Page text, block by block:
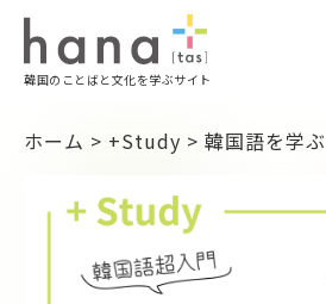
韓国のことばと文化を学ぶサイト
ホーム > +Study > 韓国語を学ぶ